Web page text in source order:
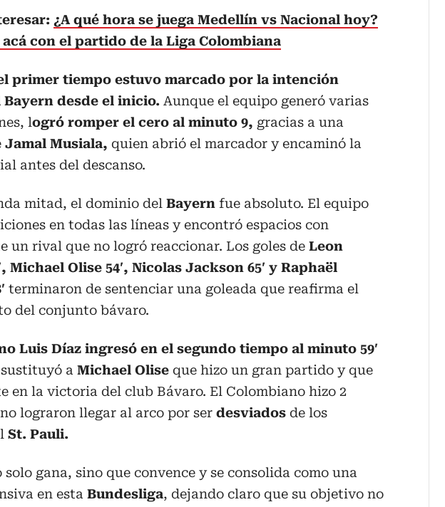
¿A qué hora se juega Medellín vs Nacional hoy?
con el partido de la Liga Colombiana
primer tiempo estuvo marcado por la intención
desde el inicio. Aunque el equipo generó varias
logró romper el cero al minuto 9, gracias a una
Jamal Musiala, quien abrió el marcador y encaminó la
antes del descanso.
mitad, el dominio del Bayern fue absoluto. El equipo
en todas las líneas y encontró espacios con
un rival que no logró reaccionar. Los goles de Leon
Michael Olise 54′, Nicolas Jackson 65′ y Raphaël
terminaron de sentenciar una goleada que reafirma el
del conjunto bávaro.
Luis Díaz ingresó en el segundo tiempo al minuto 59′
a Michael Olise que hizo un gran partido y que
en la victoria del club Bávaro. El Colombiano hizo 2
lograron llegar al arco por ser desviados de los
St. Pauli.
solo gana, sino que convence y se consolida como una
en esta Bundesliga, dejando claro que su objetivo no